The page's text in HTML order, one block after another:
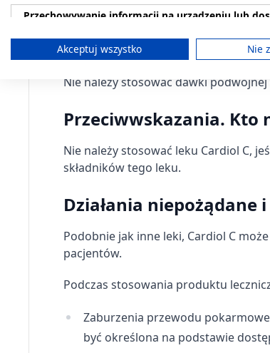
Zażycie zbyt dużej dawki
W przypadku zażycia zbyt dużej
Nie należy stosować dawki
Przeciwwskazania. Kto
Nie należy stosować leku Cardiol C,
składników tego leku.
Działania niepożądane
Podobnie jak inne leki, Cardiol C
pacjentów.
Podczas stosowania produktu
Zaburzenia przewodu
być określona na podstawie
Przechowywanie informacji na urządzeniu lub
Wykorzystywanie ograniczonych danych do
Wykorzystywanie profili w celu doboru
Rozumienie odbiorców dzięki statystyce lub
Rozwój i ulepszanie usług
Funkcje specjalne IAB:
Akceptuj wszystko Nie